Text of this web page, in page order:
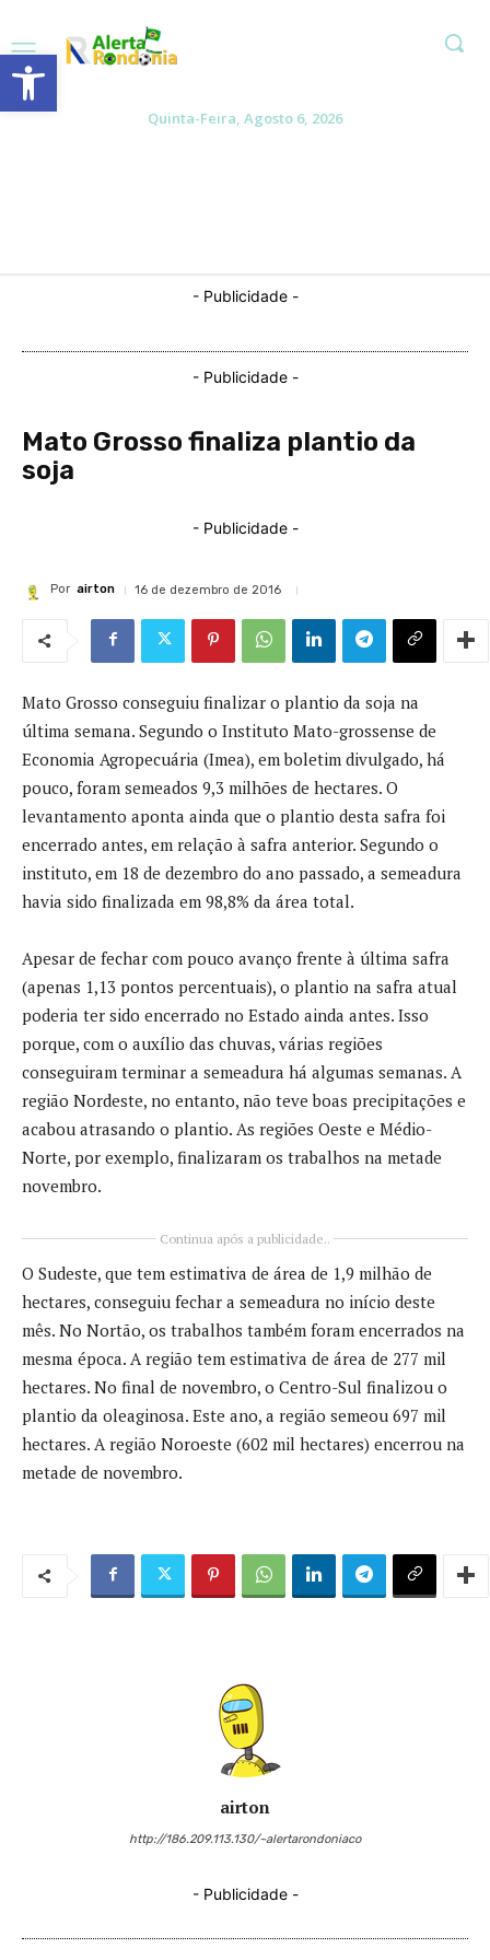
Abrir a barra de ferramentas
Quinta-Feira, Agosto 6, 2026
- Publicidade -
- Publicidade -
Mato Grosso finaliza plantio da
soja
- Publicidade -
Por airton 16 de dezembro de 2016
Mato Grosso conseguiu finalizar o plantio da soja na
última semana. Segundo o Instituto Mato-grossense de
Economia Agropecuária (Imea), em boletim divulgado, há
pouco, foram semeados 9,3 milhões de hectares. O
levantamento aponta ainda que o plantio desta safra foi
encerrado antes, em relação à safra anterior. Segundo o
instituto, em 18 de dezembro do ano passado, a semeadura
havia sido finalizada em 98,8% da área total.
Apesar de fechar com pouco avanço frente à última safra
(apenas 1,13 pontos percentuais), o plantio na safra atual
poderia ter sido encerrado no Estado ainda antes. Isso
porque, com o auxílio das chuvas, várias regiões
conseguiram terminar a semeadura há algumas semanas. A
região Nordeste, no entanto, não teve boas precipitações e
acabou atrasando o plantio. As regiões Oeste e Médio-
Norte, por exemplo, finalizaram os trabalhos na metade
novembro.
Continua após a publicidade..
O Sudeste, que tem estimativa de área de 1,9 milhão de
hectares, conseguiu fechar a semeadura no início deste
mês. No Nortão, os trabalhos também foram encerrados na
mesma época. A região tem estimativa de área de 277 mil
hectares. No final de novembro, o Centro-Sul finalizou o
plantio da oleaginosa. Este ano, a região semeou 697 mil
hectares. A região Noroeste (602 mil hectares) encerrou na
metade de novembro.
airton
http://186.209.113.130/~alertarondoniaco
- Publicidade -